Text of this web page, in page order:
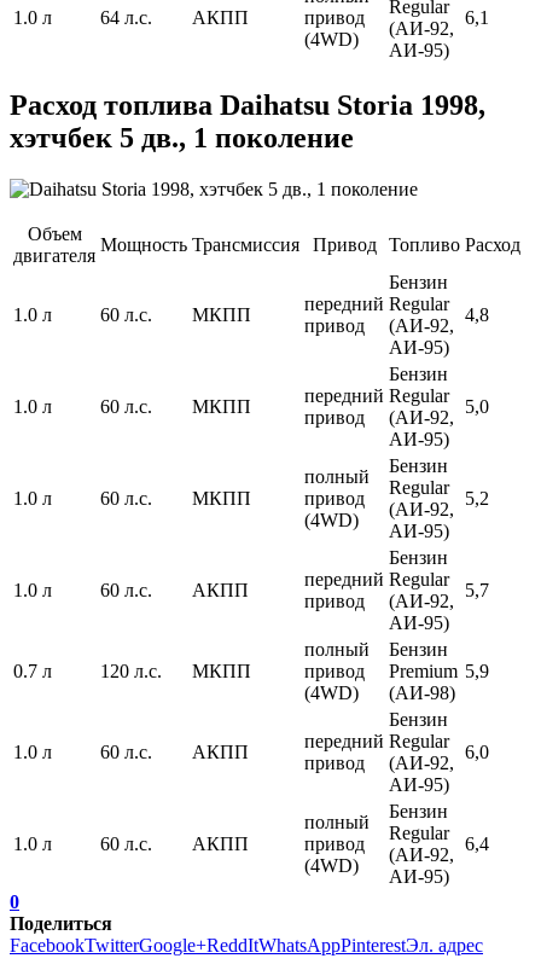
1.0 л 64 л.с. АКПП
привод
(4WD)
Regular
(АИ-92,
АИ-95)
6,1
Расход топлива Daihatsu Storia 1998,
хэтчбек 5 дв., 1 поколение
Объем
двигателя
Мощность Трансмиссия Привод Топливо Расход
1.0 л 60 л.с. МКПП
передний
привод
Бензин
Regular
(АИ-92,
АИ-95)
4,8
1.0 л 60 л.с. МКПП
передний
привод
Бензин
Regular
(АИ-92,
АИ-95)
5,0
1.0 л 60 л.с. МКПП
полный
привод
(4WD)
Бензин
Regular
(АИ-92,
АИ-95)
5,2
1.0 л 60 л.с. АКПП
передний
привод
Бензин
Regular
(АИ-92,
АИ-95)
5,7
0.7 л 120 л.с. МКПП
полный
привод
(4WD)
Бензин
Premium
(АИ-98)
5,9
1.0 л 60 л.с. АКПП
передний
привод
Бензин
Regular
(АИ-92,
АИ-95)
6,0
1.0 л 60 л.с. АКПП
полный
привод
(4WD)
Бензин
Regular
(АИ-92,
АИ-95)
6,4
0
Поделиться
FacebookTwitterGoogle+ReddItWhatsAppPinterestЭл. адрес